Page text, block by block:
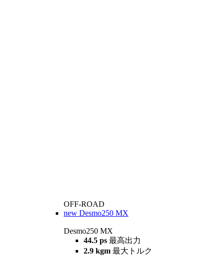
OFF-ROAD
new Desmo250 MX
Desmo250 MX
44.5 ps 最高出力
2.9 kgm 最大トルク